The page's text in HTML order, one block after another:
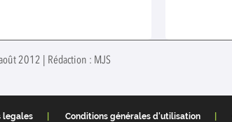
2012 | Rédaction : MJS
legales Conditions générales d'utilisation